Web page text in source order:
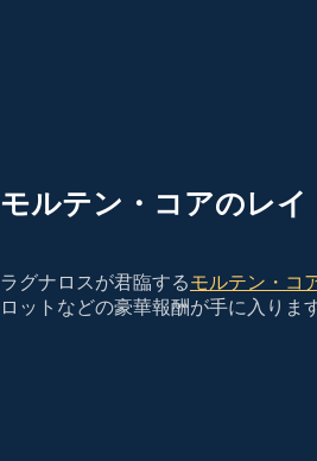
モルテン・コアのレ
ラグナロスが君臨するモルテン・コ
ロットなどの豪華報酬が手に入りま